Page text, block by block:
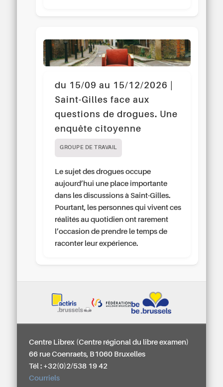
du 15/09 au 15/12/2026 |
Saint-Gilles face aux
questions de drogues. Une
enquête citoyenne
GROUPE DE TRAVAIL
Le sujet des drogues occupe
aujourd’hui une place importante
dans les discussions à Saint-Gilles.
Pourtant, les personnes qui vivent ces
réalités au quotidien ont rarement
l’occasion de prendre le temps de
raconter leur expérience.
Centre Librex (Centre régional du libre examen)
66 rue Coenraets, B1060 Bruxelles
Tél : +32(0)2/538 19 42
Courriels